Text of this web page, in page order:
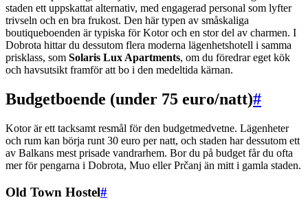
staden ett uppskattat alternativ, med engagerad personal som lyfter
trivseln och en bra frukost. Den här typen av småskaliga
boutiqueboenden är typiska för Kotor och en stor del av charmen. I
Dobrota hittar du dessutom flera moderna lägenhetshotell i samma
prisklass, som Solaris Lux Apartments, om du föredrar eget kök
och havsutsikt framför att bo i den medeltida kärnan.
Budgetboende (under 75 euro/natt)#
Kotor är ett tacksamt resmål för den budgetmedvetne. Lägenheter
och rum kan börja runt 30 euro per natt, och staden har dessutom ett
av Balkans mest prisade vandrarhem. Bor du på budget får du ofta
mer för pengarna i Dobrota, Muo eller Prčanj än mitt i gamla staden.
Old Town Hostel#